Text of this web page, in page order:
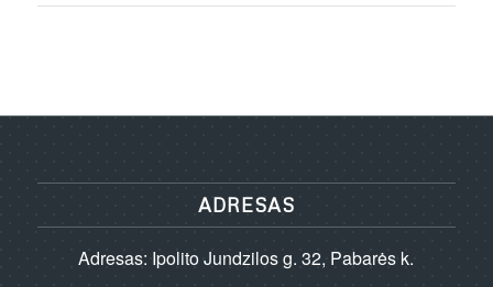
ADRESAS
Adresas: Ipolito Jundzilos g. 32, Pabarės k.